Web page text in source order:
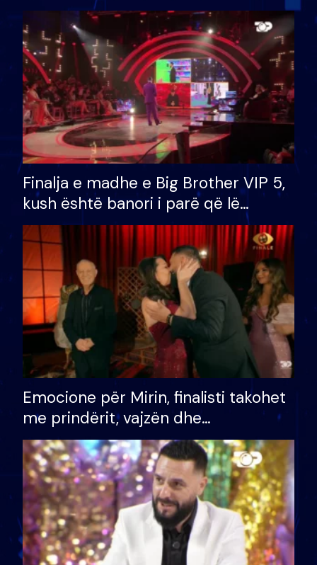
Finalja e madhe e Big Brother VIP 5,
kush është banori i parë që lë
shtëpinë dhe humb mundësinë për
të fituar çmimin e madh
Emocione për Mirin, finalisti takohet
me prindërit, vajzën dhe
bashkëshorten: S’kemi ndonjë letër
divorci apo jo?